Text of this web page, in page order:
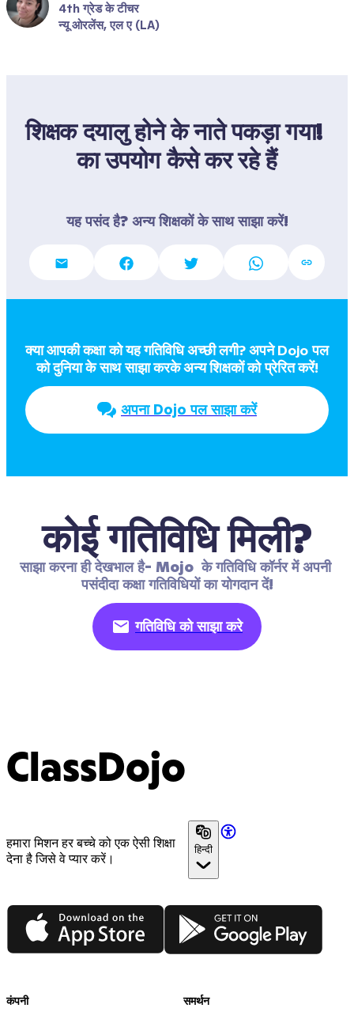
4th ग्रेड के टीचर
न्यू ओरलेंस, एल ए (LA)
शिक्षक दयालु होने के नाते पकड़ा गया!
का उपयोग कैसे कर रहे हैं
यह पसंद है? अन्य शिक्षकों के साथ साझा करें!
क्या आपकी कक्षा को यह गतिविधि अच्छी लगी? अपने Dojo पल
को दुनिया के साथ साझा करके अन्य शिक्षकों को प्रेरित करें!
अपना Dojo पल साझा करें
कोई गतिविधि मिली?
साझा करना ही देखभाल है- Mojo  के गतिविधि कॉर्नर में अपनी
पसंदीदा कक्षा गतिविधियों का योगदान दें!
गतिविधि को साझा करे
ClassDojo
हमारा मिशन हर बच्चे को एक ऐसी शिक्षा
देना है जिसे वे प्यार करें।
हिन्दी
App Store Google Play
कंपनी समर्थन